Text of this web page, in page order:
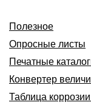
Полезное
Опросные листы
Печатные
Конвертер
Таблица